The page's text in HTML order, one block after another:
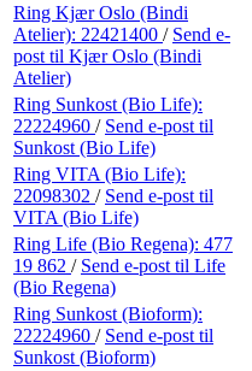
Ring Kjær Oslo (Bindi
Atelier): 22421400 / Send e-
post til Kjær Oslo (Bindi
Atelier)
Ring Sunkost (Bio Life):
22224960 / Send e-post til
Sunkost (Bio Life)
Ring VITA (Bio Life):
22098302 / Send e-post til
VITA (Bio Life)
Ring Life (Bio Regena): 477
19 862 / Send e-post til Life
(Bio Regena)
Ring Sunkost (Bioform):
22224960 / Send e-post til
Sunkost (Bioform)